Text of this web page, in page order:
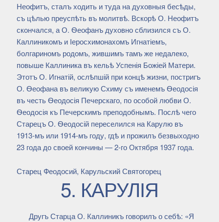
Неофитъ, сталъ ходить и туда на духовныя бесѣды,
съ цѣлью преуспѣть въ молитвѣ. Вскорѣ О. Неофитъ
скончался, а О. Ѳеофанъ духовно сблизился съ О.
Каллиникомъ и Іеросхимонахомъ Игнатіемъ,
болгариномъ родомъ, жившимъ тамъ же недалеко,
повыше Каллиника въ кельѣ Успенія Божіей Матери.
Этотъ О. Игнатій, ослѣпшій при концѣ жизни, постригъ
О. Ѳеофана въ великую Схиму съ именемъ Ѳеодосія
въ честь Ѳеодосія Печерскаго, по особой любви О.
Ѳеодосія къ Печерскимъ преподобнымъ. Послѣ чего
Старецъ О. Ѳеодосій переселился на Карулю въ
1913-мъ или 1914-мъ году, гдѣ и прожилъ безвыходно
23 года до своей кончины — 2-го Октября 1937 года.
Старец Феодосий, Карульский Святогорец
5. КАРУЛІЯ
Другъ Старца О. Каллиникъ говорилъ о себѣ: «Я